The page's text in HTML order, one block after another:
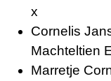
x
Cornelis
Machteltien
Marretje